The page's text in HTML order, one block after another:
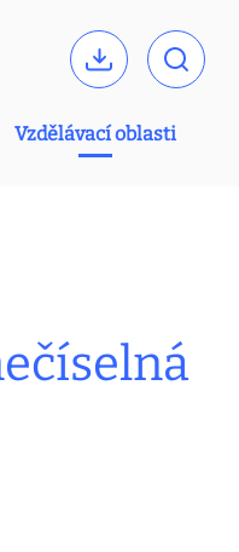
Vzdělávací oblasti